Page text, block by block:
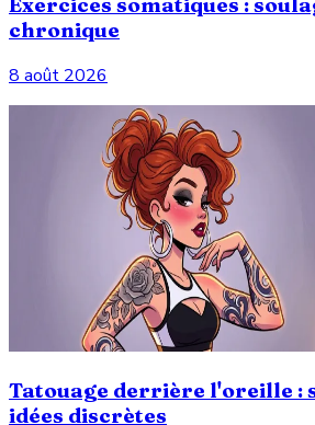
chronique
8 août 2026
Tatouage derrière l'oreille :
idées discrètes